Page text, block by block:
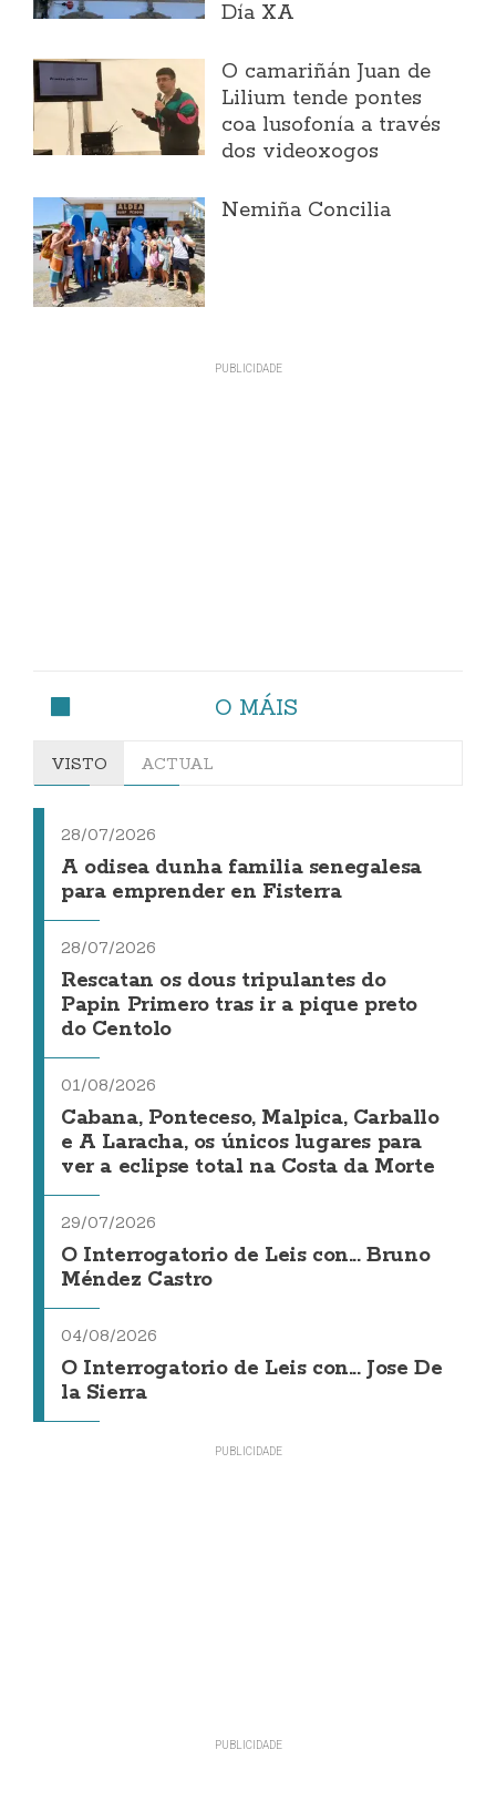
Día XA
O camariñán Juan de
Lilium tende pontes
coa lusofonía a través
dos videoxogos
Nemiña Concilia
O MÁIS
VISTO ACTUAL
28/07/2026
A odisea dunha familia senegalesa
para emprender en Fisterra
28/07/2026
Rescatan os dous tripulantes do
Papin Primero tras ir a pique preto
do Centolo
01/08/2026
Cabana, Ponteceso, Malpica, Carballo
e A Laracha, os únicos lugares para
ver a eclipse total na Costa da Morte
29/07/2026
O Interrogatorio de Leis con... Bruno
Méndez Castro
04/08/2026
O Interrogatorio de Leis con... Jose De
la Sierra